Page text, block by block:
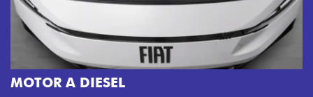
MOTOR A DIESEL